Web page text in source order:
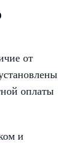
от
оплаты
и